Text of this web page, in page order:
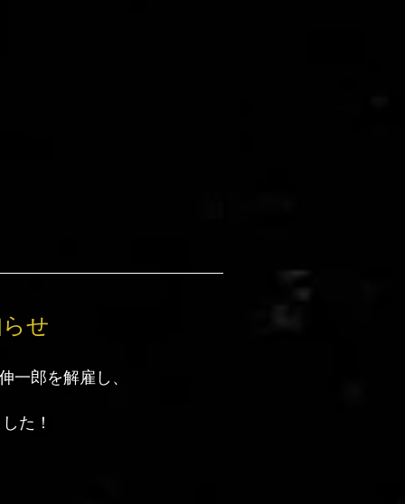
せ
一郎を解雇し、
た！